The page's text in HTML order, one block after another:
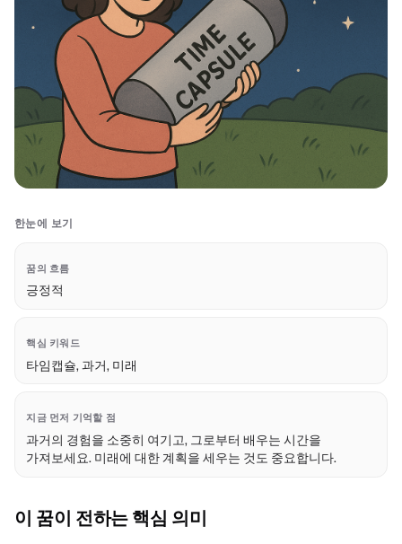
한눈에 보기
꿈의 흐름
긍정적
핵심 키워드
타임캡슐, 과거, 미래
지금 먼저 기억할 점
과거의 경험을 소중히 여기고, 그로부터 배우는 시간을
가져보세요. 미래에 대한 계획을 세우는 것도 중요합니다.
이 꿈이 전하는 핵심 의미